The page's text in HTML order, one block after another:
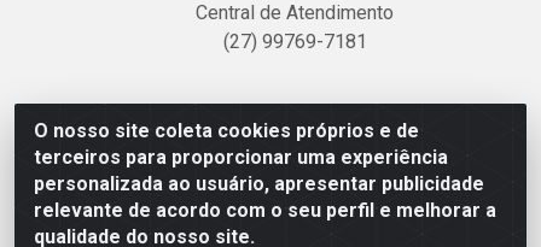
O nosso site coleta cookies próprios e de
terceiros para proporcionar uma experiência
personalizada ao usuário, apresentar publicidade
relevante de acordo com o seu perfil e melhorar a
qualidade do nosso site.
Central de Atendimento
(27) 99769-7181
Linhavix Distribuidora LTDA - Avenida Alegre, 2521 -
Quadra314 Lote 05 e 07 - Shell, Linhares/ES - CEP
29.901-605 - CNPJ 20.857.514/0001-75